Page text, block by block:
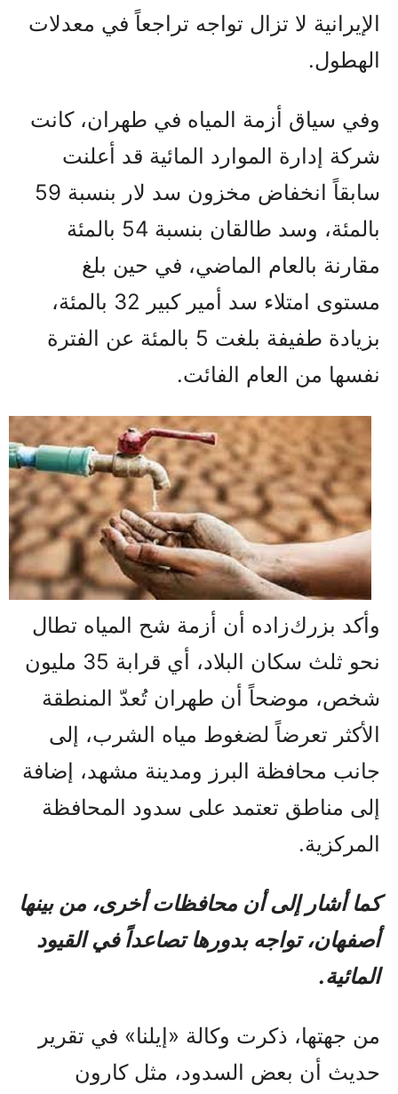
الإيرانية لا تزال تواجه تراجعاً في معدلات
الهطول.
وفي سياق أزمة المياه في طهران، كانت
شركة إدارة الموارد المائية قد أعلنت
سابقاً انخفاض مخزون سد لار بنسبة 59
بالمئة، وسد طالقان بنسبة 54 بالمئة
مقارنة بالعام الماضي، في حين بلغ
مستوى امتلاء سد أمير كبير 32 بالمئة،
بزيادة طفيفة بلغت 5 بالمئة عن الفترة
نفسها من العام الفائت.
وأكد بزرك‌زاده أن أزمة شح المياه تطال
نحو ثلث سكان البلاد، أي قرابة 35 مليون
شخص، موضحاً أن طهران تُعدّ المنطقة
الأكثر تعرضاً لضغوط مياه الشرب، إلى
جانب محافظة البرز ومدينة مشهد، إضافة
إلى مناطق تعتمد على سدود المحافظة
المركزية.
كما أشار إلى أن محافظات أخرى، من بينها
أصفهان، تواجه بدورها تصاعداً في القيود
المائية.
من جهتها، ذكرت وكالة «إيلنا» في تقرير
حديث أن بعض السدود، مثل كارون